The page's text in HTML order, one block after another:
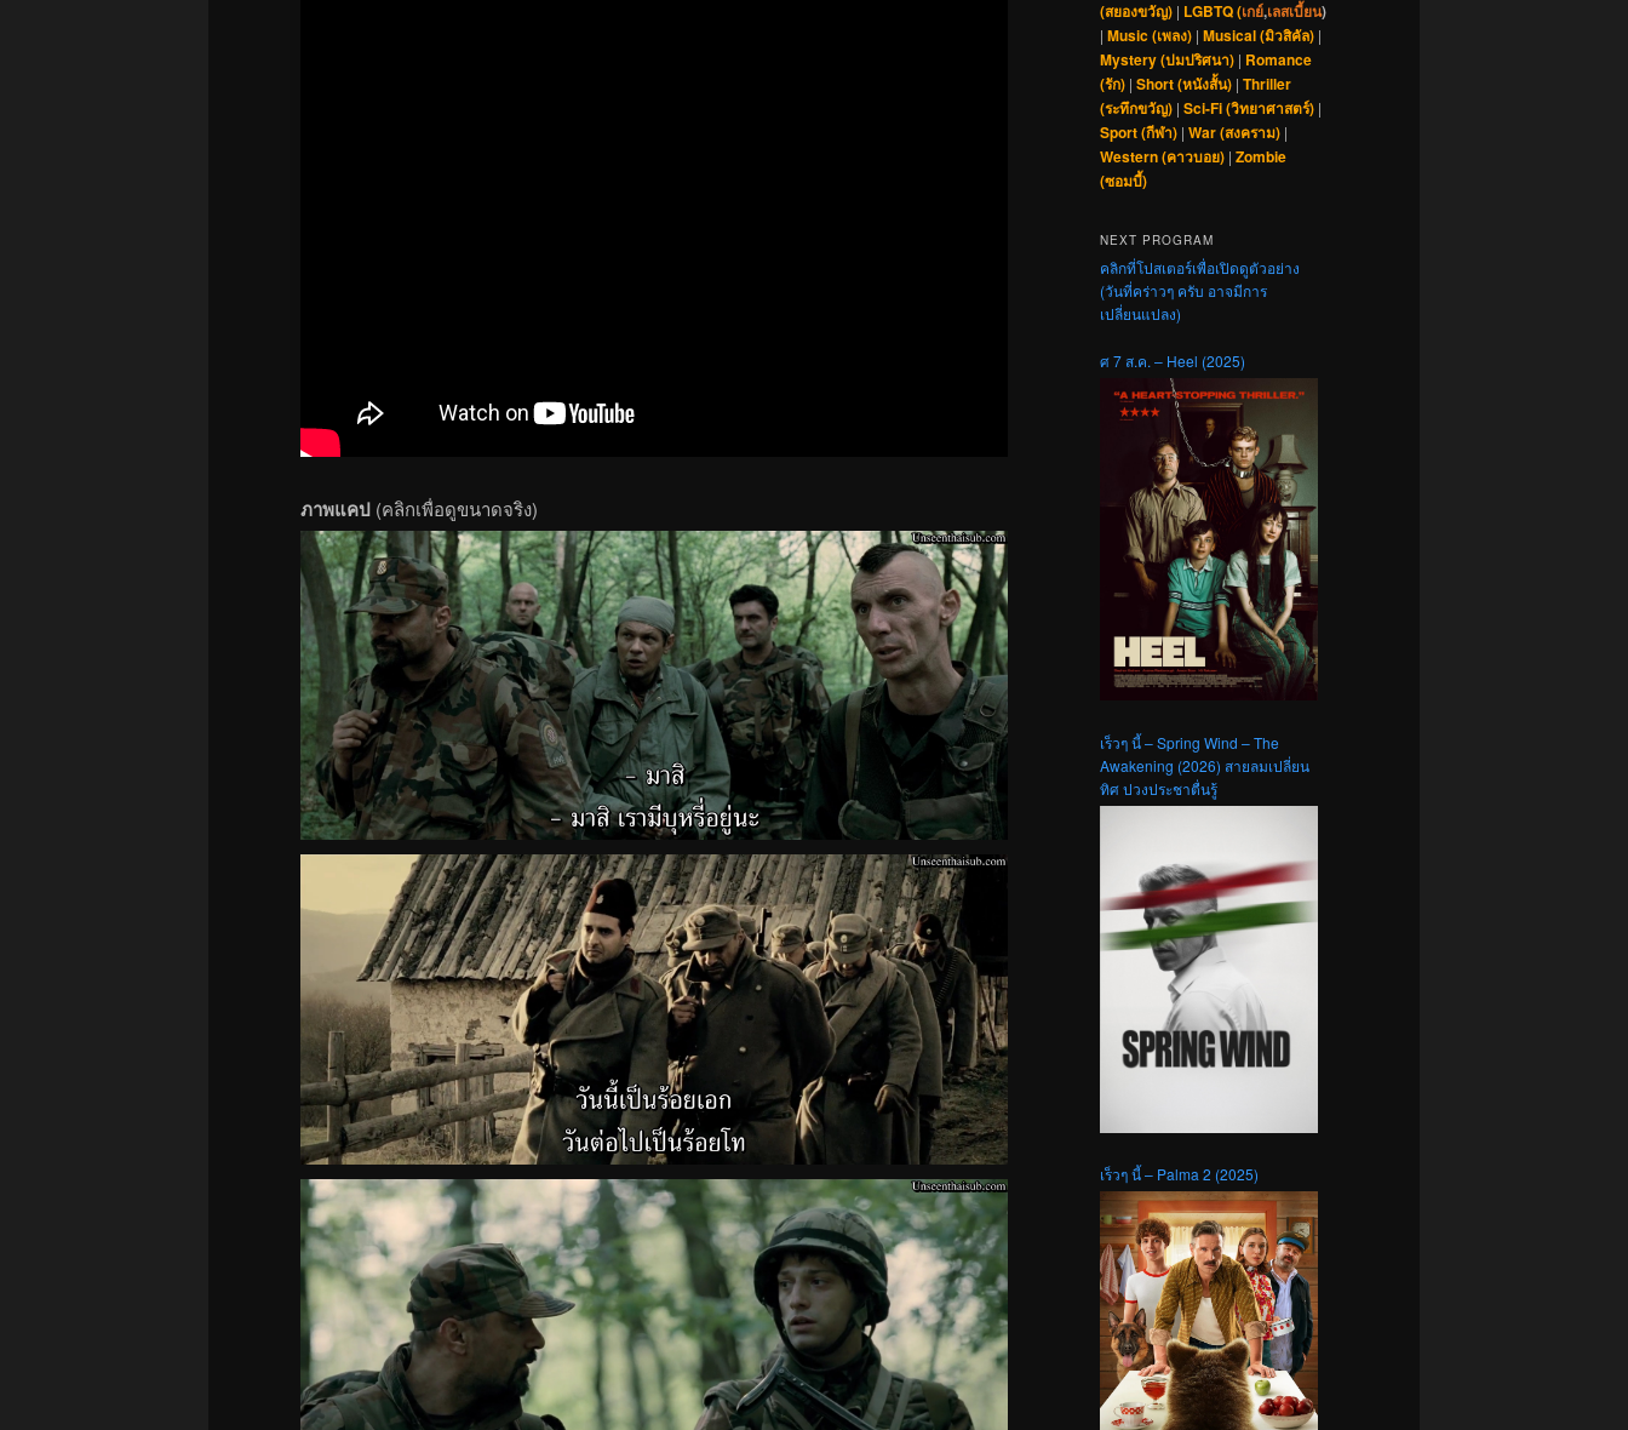
ภาพแคป (คลิกเพื่อดูขนาดจริง)
(สยองขวัญ) | LGBTQ (เกย์,เลสเบี้ยน)
| Music (เพลง) | Musical (มิวสิคัล) |
Mystery (ปมปริศนา) | Romance
(รัก) | Short (หนังสั้น) | Thriller
(ระทึกขวัญ) | Sci-Fi (วิทยาศาสตร์) |
Sport (กีฬา) | War (สงคราม) |
Western (คาวบอย) | Zombie
(ซอมบี้)
NEXT PROGRAM
คลิกที่โปสเตอร์เพื่อเปิดดูตัวอย่าง
(วันที่คร่าวๆ ครับ อาจมีการ
เปลี่ยนแปลง)
ศ 7 ส.ค. – Heel (2025)
เร็วๆ นี้ – Spring Wind – The
Awakening (2026) สายลมเปลี่ยน
ทิศ ปวงประชาตื่นรู้
เร็วๆ นี้ – Palma 2 (2025)